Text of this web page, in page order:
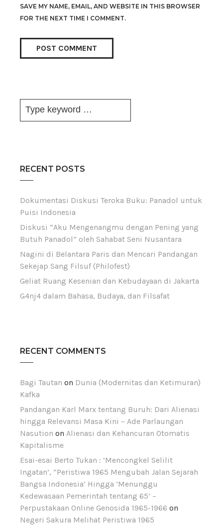
SAVE MY NAME, EMAIL, AND WEBSITE IN THIS BROWSER
FOR THE NEXT TIME I COMMENT.
RECENT POSTS
Dokumentasi Diskusi Teroka Buku: Panadol untuk
Puisi Indonesia
Diskusi “Aku Mengenangmu dengan Pening yang
Butuh Panadol” oleh Sahabat Seni Nusantara
Nagini di Belantara Paris dan Mencari Pandangan
Sekejap Sang Filsuf (Philofest)
Geliat Ruang Kesenian dan Kebudayaan di Jakarta
G4nj4 dalam Bahasa, Budaya, dan Filsafat
RECENT COMMENTS
Bagi Tautan on Dunia (Modernitas dan Ketimuran)
Kafka
Pandangan Karl Marx tentang Buruh: Dari Alienasi
hingga Relevansi Masa Kini – Ade Parlaungan
Nasution on Alienasi dan Kehancuran Otomatis
Kapitalisme
Esai-esai Berto Tukan : ‘Mencongkel Selilit
Ingatan’, “Peristiwa 1965 Mengubah Jalan Sejarah
Bangsa Indonesia’ Hingga ‘Menunggu
Kedewasaan Pemerintah tentang 65’ –
Perpustakaan Online Genosida 1965-1966 on
Negeri Sakura Melihat Peristiwa 1965